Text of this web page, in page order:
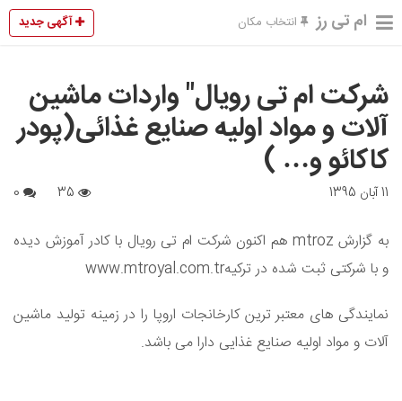
ام تی رز انتخاب مکان آگهی جدید
شرکت ام تی رویال" واردات ماشین
آلات و مواد اولیه صنایع غذائی(پودر
کاکائو و… )
11 آبان 1395
به گزارش mtroz هم اکنون شرکت ام تی رویال با کادر آموزش دیده
و با شرکتی ثبت شده در ترکیهwww.mtroyal.com.tr
نمایندگی های معتبر ترین کارخانجات اروپا را در زمینه تولید ماشین
آلات و مواد اولیه صنایع غذایی دارا می باشد.